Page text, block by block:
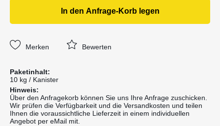
In den Anfrage-Korblegen
Merken Bewerten
Paketinhalt:
10 kg / Kanister
Hinweis:
Über den Anfragekorb können Sie uns Ihre Anfrage zuschicken.
Wir prüfen die Verfügbarkeit und die Versandkosten und teilen
Ihnen die voraussichtliche Lieferzeit in einem individuellen
Angebot per eMail mit.